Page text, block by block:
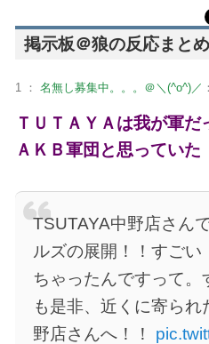
掲示板＠狼の反応まとめ
1 ： 名無し募集中。。。＠＼(^o^)／
ＴＵＴＡＹＡは我が軍だ
ＡＫＢ軍団と思っていた
TSUTAYA中野店さん
ルズの展開！！すご
ちゃったんですって。
も是非、近くに寄られ
野店さんへ！！